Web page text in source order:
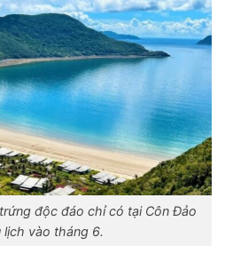
độc đáo chỉ có tại Côn Đảo
lịch vào tháng 6.